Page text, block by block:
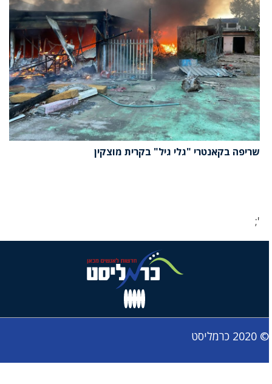
שריפה בקאנטרי "גלי גיל" בקרית מוצקין
';
© 2020 כרמליסט